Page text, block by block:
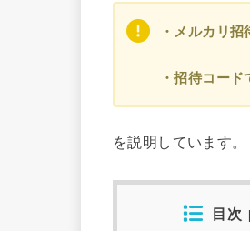
・メルカリ
・招待コー
を説明しています。
目次